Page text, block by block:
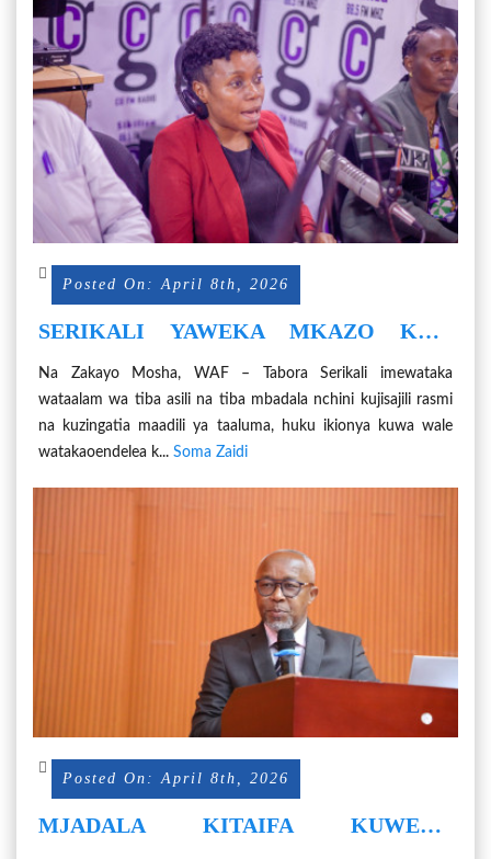
Posted On: April 8th, 2026
SERIKALI YAWEKA MKAZO KWA
KUJISAJILI
Na Zakayo Mosha, WAF – Tabora Serikali imewataka
wataalam wa tiba asili na tiba mbadala nchini kujisajili rasmi
na kuzingatia maadili ya taaluma, huku ikionya kuwa wale
watakaoendelea k... Soma Zaidi
Posted On: April 8th, 2026
MJADALA KITAIFA KUWEKA